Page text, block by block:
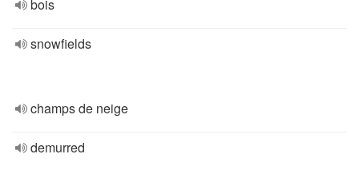
bois
snowfields
champs de neige
demurred